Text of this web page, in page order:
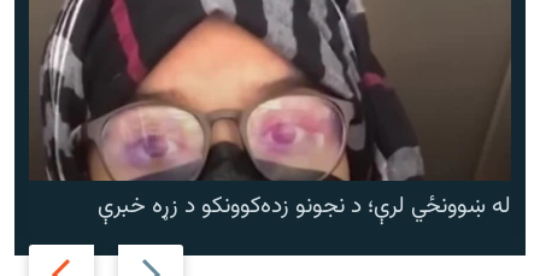
Previous
Next
له ښوونځي لرې؛ د نجونو زده‌کوونکو د زړه خبرې